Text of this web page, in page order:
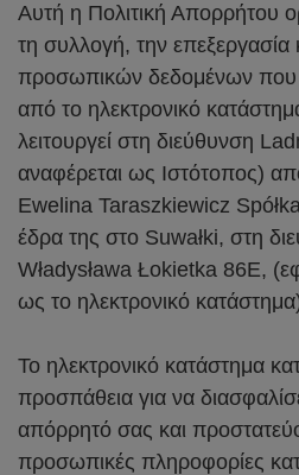
Αυτή η Πολιτική Απορρήτου
τη συλλογή, την
προσωπικών δεδομένων που
από το ηλεκτρονικό
λειτουργεί στη διεύθυνση
αναφέρεται ως Ιστότοπος)
Ewelina Taraszkiewicz
έδρα της στο Suwałki, στη
Władysława Łokietka 86E,
ως το ηλεκτρονικό
Το ηλεκτρονικό κατάστημα
προσπάθεια για να
απόρρητό σας και
προσωπικές πληροφορίες